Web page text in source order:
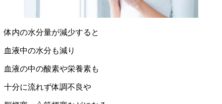
体内の水分量が減少すると
血液中の水分も減り
血液の中の酸素や栄養素も
十分に流れず体調不良や